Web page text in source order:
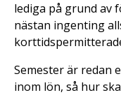
lediga på grund av
nästan ingenting
Semester är redan
inom lön, så hur